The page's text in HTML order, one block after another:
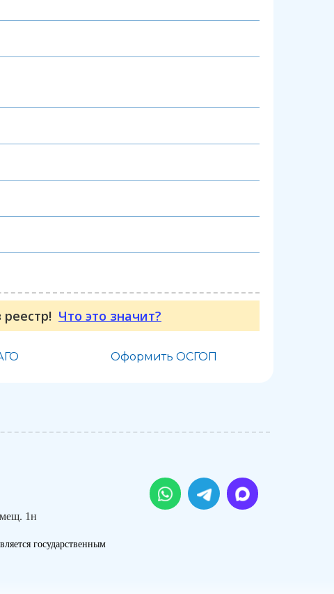
Что это значит?
Оформить ОСГОП
1н
государственным